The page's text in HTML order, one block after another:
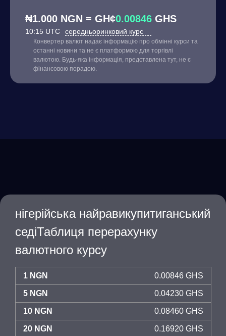
₦1.000 NGN = GH¢0.00846 GHS
10:15 UTC середньоринковий курс
Конвертер валют надає інформацію про обмінні курси та
останні новини та не є платформою для торгівлі
валютою. Будь-яка інформація, представлена тут, не є
фінансовою порадою.
нігерійська найравикупитиганський
седіТаблиця перерахунку
валютного курсу
1 NGN 0.00846 GHS
5 NGN 0.04230 GHS
10 NGN 0.08460 GHS
20 NGN 0.16920 GHS